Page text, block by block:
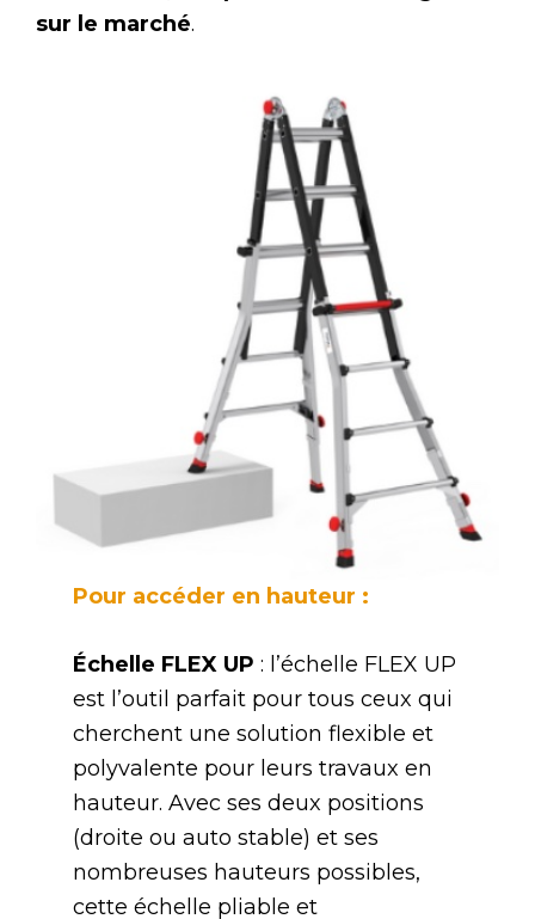
sur le marché.
Pour accéder en hauteur :
Échelle FLEX UP: l’échelle FLEX UP
est l’outil parfait pour tous ceux qui
cherchent une solution flexible et
polyvalente pour leurs travaux en
hauteur. Avec ses deux positions
(droite ou auto stable) et ses
nombreuses hauteurs possibles,
cette échelle pliable et